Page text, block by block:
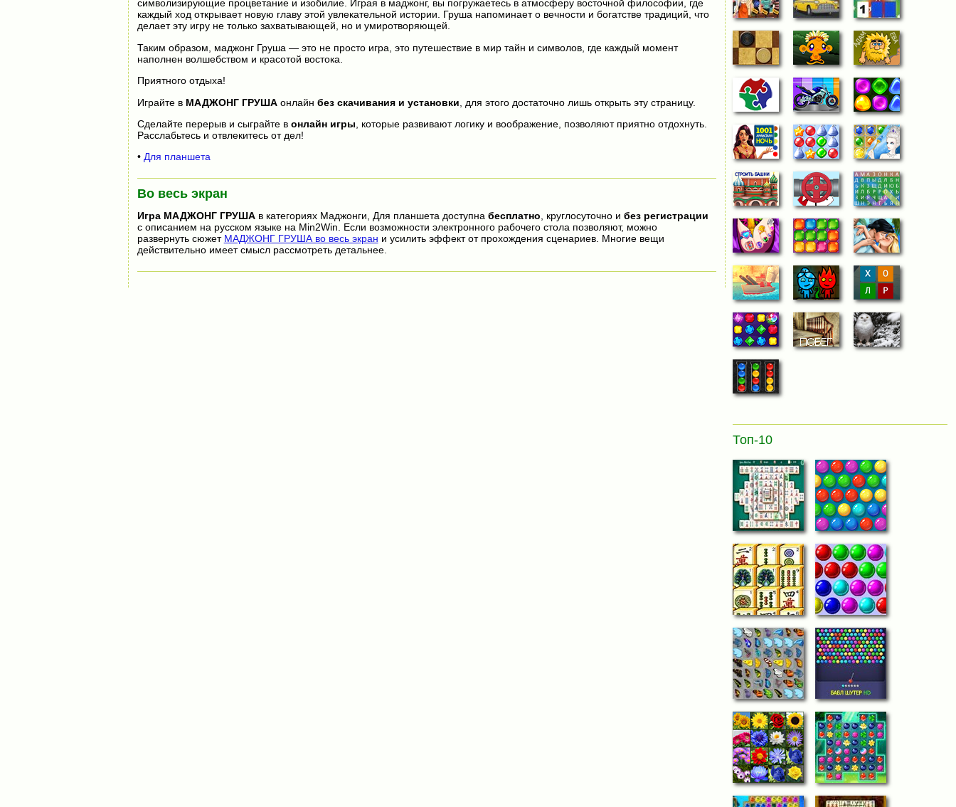
символизирующие процветание и изобилие. Играя в маджонг, вы погружаетесь в атмосферу восточной философии, где
каждый ход открывает новую главу этой увлекательной истории. Груша напоминает о вечности и богатстве традиций, что
делает эту игру не только захватывающей, но и умиротворяющей.
Таким образом, маджонг Груша — это не просто игра, это путешествие в мир тайн и символов, где каждый момент
наполнен волшебством и красотой востока.
Приятного отдыха!
Играйте в МАДЖОНГ ГРУШАонлайн без скачивания и установки , для этого достаточно лишь открыть эту страницу.
Сделайте перерыв и сыграйте в онлайн игры , которые развивают логику и воображение, позволяют приятно отдохнуть.
Расслабьтесь и отвлекитесь от дел!
• Для планшета
Во весь экран
Игра МАДЖОНГ ГРУШАв категориях Маджонги, Для планшета доступна бесплатно, круглосуточно и без регистрации
с описанием на русском языке на Min2Win. Если возможности электронного рабочего стола позволяют, можно
развернуть сюжет МАДЖОНГ ГРУША во весь экран и усилить эффект от прохождения сценариев. Многие вещи
действительно имеет смысл рассмотреть детальнее.
Топ-10